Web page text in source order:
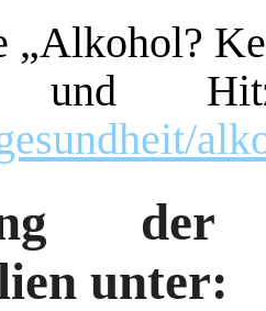
„Alkohol?
und
der
unter: